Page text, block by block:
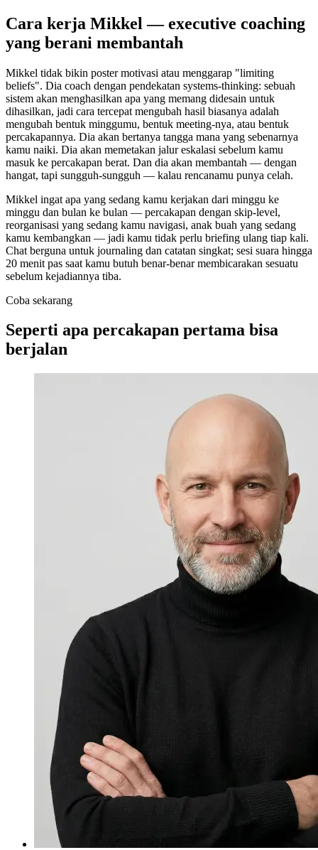
Cara kerja Mikkel — executive coaching
yang berani membantah
Mikkel tidak bikin poster motivasi atau menggarap "limiting
beliefs". Dia coach dengan pendekatan systems-thinking: sebuah
sistem akan menghasilkan apa yang memang didesain untuk
dihasilkan, jadi cara tercepat mengubah hasil biasanya adalah
mengubah bentuk minggumu, bentuk meeting-nya, atau bentuk
percakapannya. Dia akan bertanya tangga mana yang sebenarnya
kamu naiki. Dia akan memetakan jalur eskalasi sebelum kamu
masuk ke percakapan berat. Dan dia akan membantah — dengan
hangat, tapi sungguh-sungguh — kalau rencanamu punya celah.
Mikkel ingat apa yang sedang kamu kerjakan dari minggu ke
minggu dan bulan ke bulan — percakapan dengan skip-level,
reorganisasi yang sedang kamu navigasi, anak buah yang sedang
kamu kembangkan — jadi kamu tidak perlu briefing ulang tiap kali.
Chat berguna untuk journaling dan catatan singkat; sesi suara hingga
20 menit pas saat kamu butuh benar-benar membicarakan sesuatu
sebelum kejadiannya tiba.
Coba sekarang
Seperti apa percakapan pertama bisa
berjalan